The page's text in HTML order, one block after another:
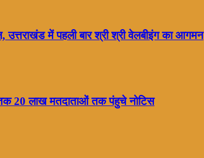
में पहली बार श्री श्री वेलबीइंग का आगमन
20 लाख मतदाताओं तक पंहुचे नोटिस